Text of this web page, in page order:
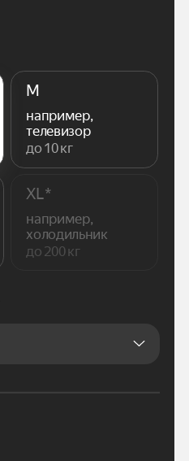
M
например,
телевизор
до 10 кг
XL*
например,
холодильник
до 200 кг